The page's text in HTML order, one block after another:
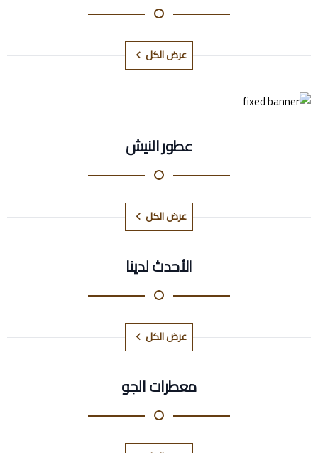
عرض الكل
عطور النيش
عرض الكل
الأحدث لدينا
عرض الكل
معطرات الجو